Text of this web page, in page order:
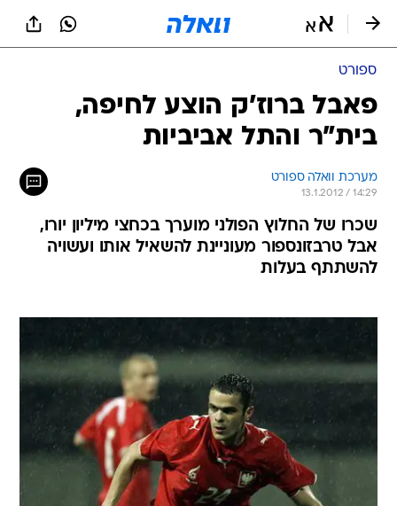
ספורט
פאבל ברוז'ק הוצע לחיפה,
בית"ר והתל אביביות
מערכת וואלה ספורט
13.1.2012 / 14:29
שכרו של החלוץ הפולני מוערך בכחצי מיליון יורו,
אבל טרבזונספור מעוניינת להשאיל אותו ועשויה
להשתתף בעלות